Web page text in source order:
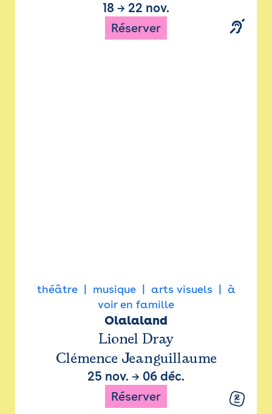
18 → 22 nov.
Réserver
théâtre musique arts visuels
à
voir en famille
Olalaland
Lionel Dray
Clémence Jeanguillaume
25 nov. → 06 déc.
Réserver